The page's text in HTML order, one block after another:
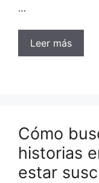
…
Leer más
Cómo
historias
estar